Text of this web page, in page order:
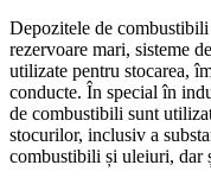
Depozitele de
rezervoare mari, sisteme
utilizate pentru stocarea,
conducte. În special în
de combustibili sunt
stocurilor, inclusiv a
combustibili și uleiuri, dar